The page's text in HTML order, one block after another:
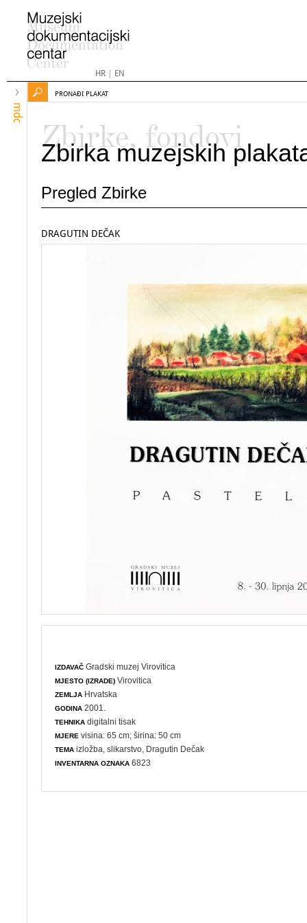
HR| EN
mdc
PRONAĐI PLAKAT
Zbirke, fondovi
Zbirka muzejskih
Pregled Zbirke
DRAGUTIN DEČAK
IZDAVAČ Gradski muzej Virovitica
MJESTO (IZRADE) Virovitica
ZEMLJA Hrvatska
GODINA 2001.
TEHNIKA digitalni tisak
MJERE visina: 65 cm; širina: 50 cm
TEMA izložba ,slikarstvo , Dragutin Dečak
INVENTARNA OZNAKA 6823